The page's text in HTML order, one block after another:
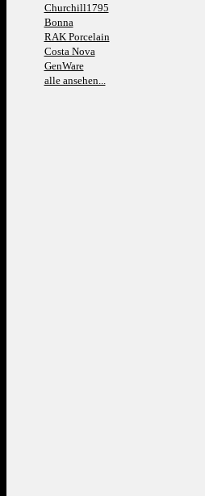
Churchill1795
Bonna
RAK Porcelain
Costa Nova
GenWare
alle ansehen...